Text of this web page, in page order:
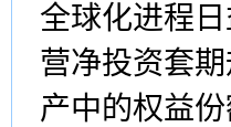
全球化进程
营净投资套
产中的权益